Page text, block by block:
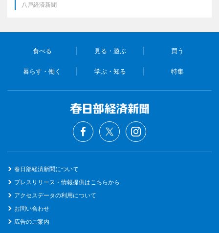
八戸経済新聞
食べる 見る・遊ぶ 買う
暮らす・働く 学ぶ・知る 特集
春日部経済新聞について
プレスリリース・情報提供はこちらから
アクセスデータの利用について
お問い合わせ
広告のご案内